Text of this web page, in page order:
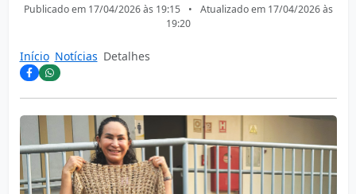
Publicado em 17/04/2026 às 19:15 • Atualizado em 17/04/2026 às
19:20
Início Notícias Detalhes